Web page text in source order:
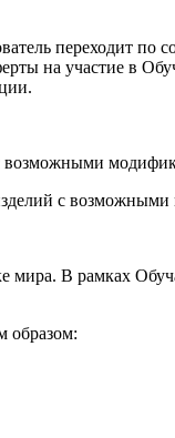
переходит
на участие в
возможными
с
В рамках
образом: